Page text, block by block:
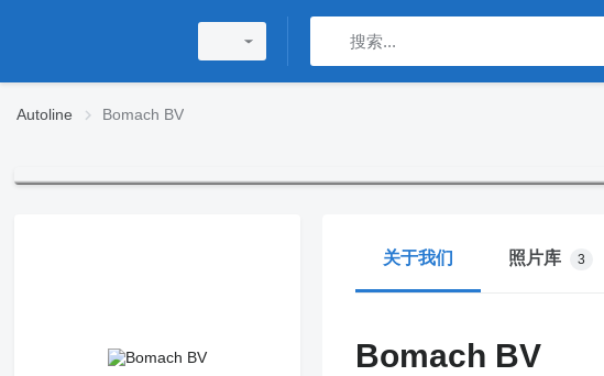
Autoline Bomach BV
关于我们 照片库 3
Bomach BV